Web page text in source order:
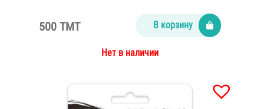
500 TMT В корзину
Нет в наличии